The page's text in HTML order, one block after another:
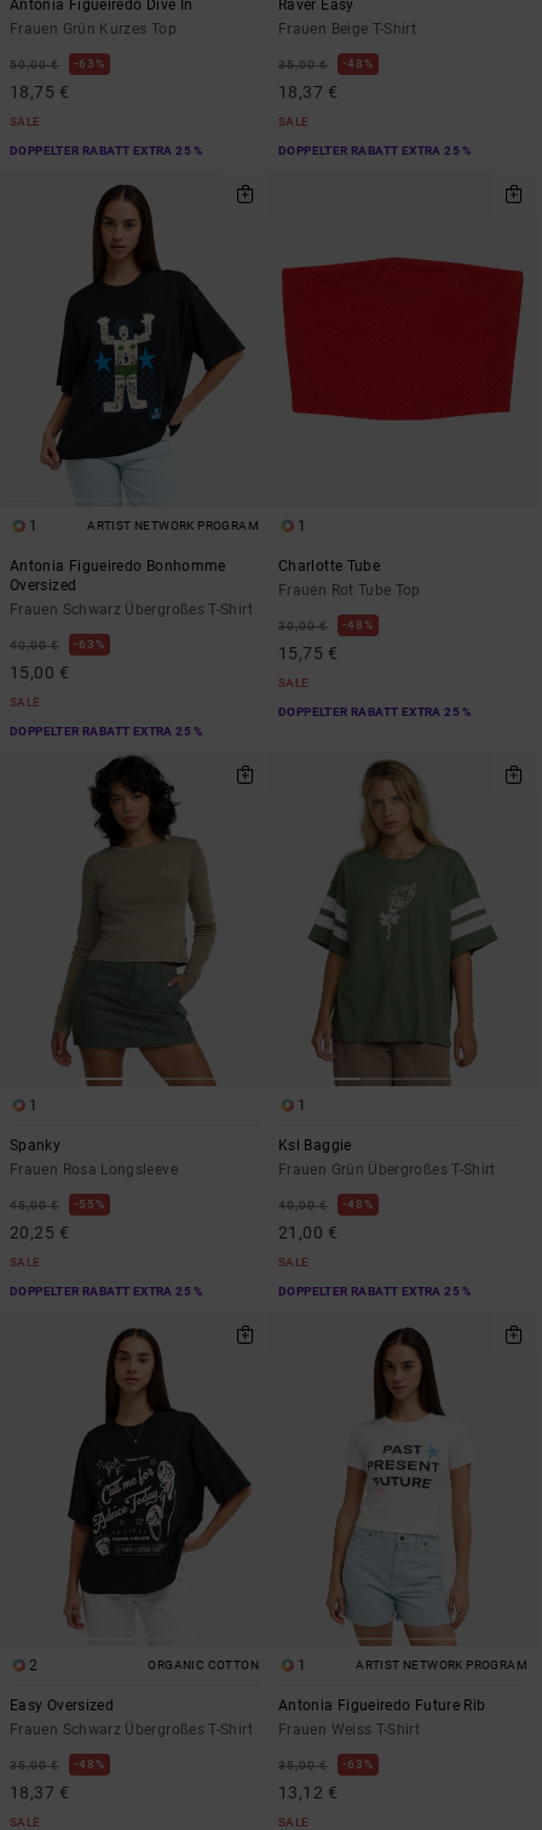
Antonia Figueiredo Dive In
Frauen Grün Kurzes Top
50,00 € 63%
18,75 €
SALE
DOPPELTER RABATT EXTRA 25 %
Raver Easy
Frauen Beige T-Shirt
35,00 € 48%
18,37 €
SALE
DOPPELTER RABATT EXTRA 25 %
1 ARTIST NETWORK PROGRAM
Antonia Figueiredo Bonhomme
Oversized
Frauen Schwarz Übergroßes T-Shirt
40,00 € 63%
15,00 €
SALE
DOPPELTER RABATT EXTRA 25 %
1
Charlotte Tube
Frauen Rot Tube Top
30,00 € 48%
15,75 €
SALE
DOPPELTER RABATT EXTRA 25 %
1
Spanky
Frauen Rosa Longsleeve
45,00 € 55%
20,25 €
SALE
DOPPELTER RABATT EXTRA 25 %
1
Ksl Baggie
Frauen Grün Übergroßes T-Shirt
40,00 € 48%
21,00 €
SALE
DOPPELTER RABATT EXTRA 25 %
2 ORGANIC COTTON
Easy Oversized
Frauen Schwarz Übergroßes T-Shirt
35,00 € 48%
18,37 €
SALE
1 ARTIST NETWORK PROGRAM
Antonia Figueiredo Future Rib
Frauen Weiss T-Shirt
35,00 € 63%
13,12 €
SALE